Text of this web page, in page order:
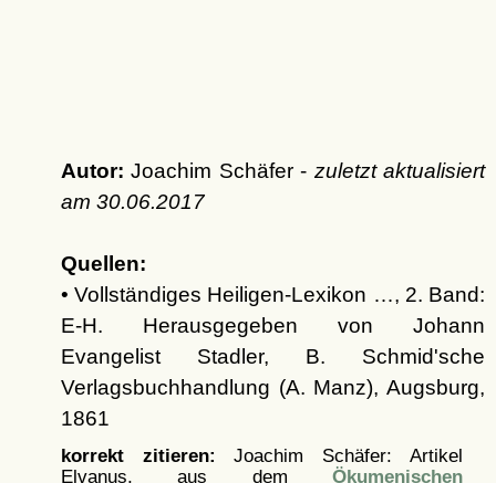
Autor: Joachim Schäfer - zuletzt aktualisiert
am 30.06.2017
Quellen:
• Vollständiges Heiligen-Lexikon …, 2. Band:
E-H. Herausgegeben von Johann
Evangelist Stadler, B. Schmid'sche
Verlagsbuchhandlung (A. Manz), Augsburg,
1861
korrekt zitieren: Joachim Schäfer: Artikel
Elvanus, aus dem Ökumenischen